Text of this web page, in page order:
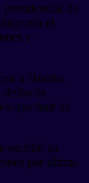
presidencial de
el
y
a Huerta,
delito de
que huir de
escribir su
por última